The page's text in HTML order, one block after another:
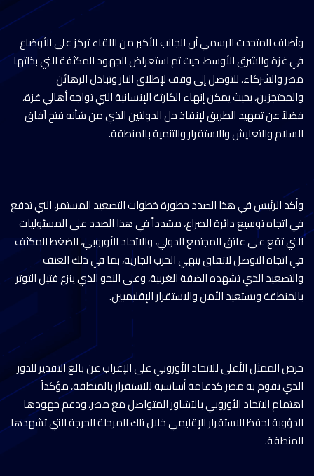
وأضاف المتحدث الرسمي أن الجانب الأكبر من اللقاء تركز على الأوضاع
في غزة والشرق الأوسط، حيث تم استعراض الجهود المكثفة التي بذلتها
مصر والشركاء، للتوصل إلى وقف لإطلاق النار وتبادل الرهائن
والمحتجزين، بحيث يمكن إنهاء الكارثة الإنسانية التي تواجه أهالي غزة،
فضلاً عن تمهيد الطريق لإنفاذ حل الدولتين الذي من شأنه فتح آفاق
السلام والتعايش والاستقرار والتنمية بالمنطقة.
وأكد الرئيس في هذا الصدد خطورة خطوات التصعيد المستمر، التي تدفع
في اتجاه توسيع دائرة الصراع، مشدداً في هذا الصدد على المسئوليات
التي تقع على عاتق المجتمع الدولي، والاتحاد الأوروبي، للضغط المكثف
في اتجاه التوصل لاتفاق ينهي الحرب الجارية، بما في ذلك العنف
والتصعيد الذي تشهده الضفة الغربية، وعلى النحو الذي ينزع فتيل التوتر
بالمنطقة ويستعيد الأمن والاستقرار الإقليميين.
حرص الممثل الأعلى للاتحاد الأوروبي على الإعراب عن بالغ التقدير للدور
الذي تقوم به مصر كدعامة أساسية للاستقرار بالمنطقة، مؤكداً
اهتمام الاتحاد الأوروبي بالتشاور المتواصل مع مصر، ودعم جهودها
الدؤوبة لحفظ الاستقرار الإقليمي خلال تلك المرحلة الحرجة التي تشهدها
المنطقة.